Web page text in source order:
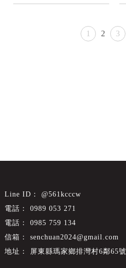
1 2 3
@561kcccw
0989 053 271
0985 759 134
senchuan2024@gmail.com
屏東縣瑪家鄉排灣村6鄰65號